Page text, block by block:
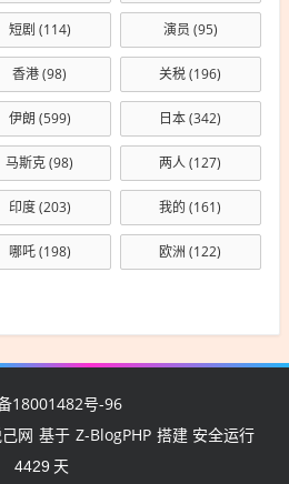
短剧 (114) 演员 (95)
香港(98) 关税(196)
伊朗 (599) 日本(342)
马斯克(98) 两人(127)
印度(203) 我的 (161)
哪吒(198) 欧洲 (122)
18001482号-96
网 基于 Z-BlogPHP 搭建 安全运行
4429 天